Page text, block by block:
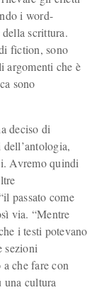
i word-
scrittura.
fiction, sono
argomenti che è
sono
deciso di
Avremo quindi
passato come
via. “Mentre
i testi potevano
sezioni
che fare con
una cultura